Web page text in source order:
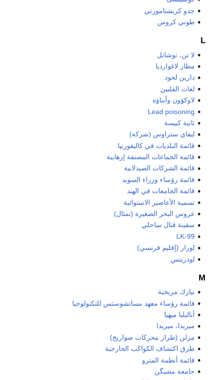
جدو كريشنامورتي
طوني كروس
L
لا تن، نوشاتل
مطار لاغوارديا
دارين لحود
لغات الفلبين
لاوكؤون وأبناؤه
Lead poisoning
ثانية كبيسة
ليفاي ستراوس (شركة)
قائمة البلديات في كاليفورنيا
قائمة الجماعات المصنفة إرهابية
قائمة الشركات الصيدلانية
قائمة رؤساء وزراء السويد
قائمة الجامعات في الهند
تسمية الأعاصير الاستوائية
عروس البحر الصغيرة (تمثال)
سفينة قتال ساحلي
LK-99
لوزار (إقليم فرنسي)
لودريتس
M
نيازك مريخية
قائمة رؤساء معهد مساتشوستس للتكنولوجيا
أناليليا ميهيا
ميريدا، ميريدا
مرلن (طراز محركات صواريخ)
طرق اكتشاف الكواكب الخارجية
قائمة أنظمة المترو
جامعة مشيگن